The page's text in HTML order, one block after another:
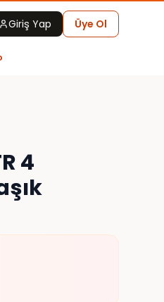
Giriş Yap Üye Ol
4